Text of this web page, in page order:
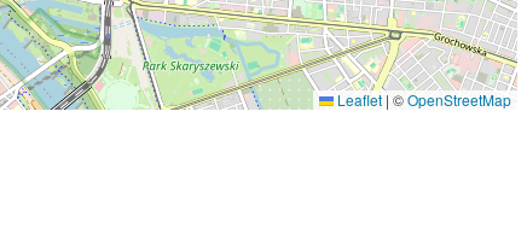
Leaflet | ©OpenStreetMap